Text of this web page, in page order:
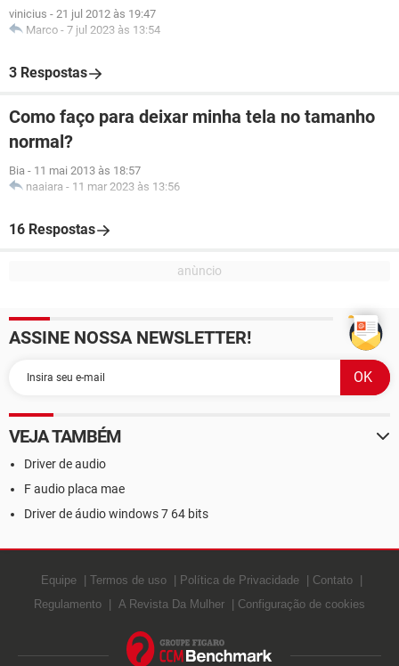
vinicius - 21 jul 2012 às 19:47
Marco - 7 jul 2023 às 13:54
3 Respostas
Como faço para deixar minha tela no tamanho
normal?
Bia - 11 mai 2013 às 18:57
naaiara - 11 mar 2023 às 13:56
16 Respostas
ASSINE NOSSA NEWSLETTER!
VEJA TAMBÉM
Driver de audio
F audio placa mae
Driver de áudio windows 7 64 bits
Equipe Termos de uso Política de Privacidade
Contato
Regulamento
A Revista Da Mulher Configuração de cookies